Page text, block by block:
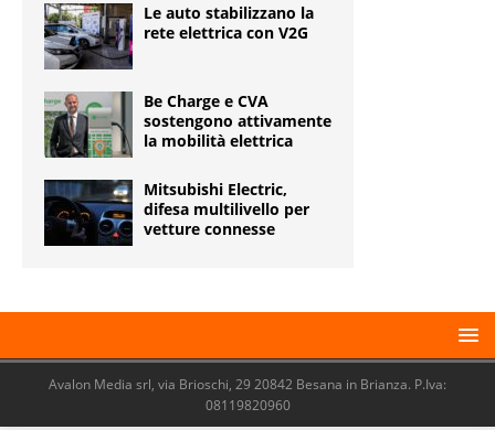
Le auto stabilizzano la
rete elettrica con V2G
Be Charge e CVA
sostengono attivamente
la mobilità elettrica
Mitsubishi Electric,
difesa multilivello per
vetture connesse
Avalon Media srl, via Brioschi, 29 20842 Besana in Brianza. P.Iva:
08119820960